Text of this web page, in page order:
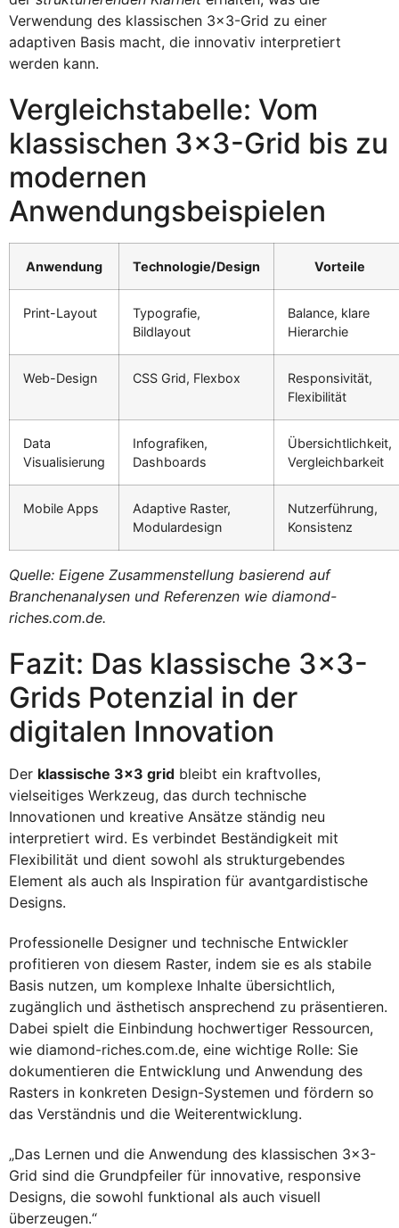
Verwendung des klassischen 3×3-Grid zu einer
adaptiven Basis macht, die innovativ interpretiert
werden kann.
Vergleichstabelle: Vom
klassischen 3×3-Grid bis zu
modernen
Anwendungsbeispielen
Anwendung Technologie/Design Vorteile
Print-Layout
Typografie,
Bildlayout
Balance, klare
Hierarchie
Web-Design CSS Grid, Flexbox
Responsivität,
Flexibilität
Data
Visualisierung
Infografiken,
Dashboards
Übersichtlichkeit,
Vergleichbarkeit
Mobile Apps
Adaptive Raster,
Modulardesign
Nutzerführung,
Konsistenz
Quelle: Eigene Zusammenstellung basierend auf
Branchenanalysen und Referenzen wie diamond-
riches.com.de.
Fazit: Das klassische 3×3-
Grids Potenzial in der
digitalen Innovation
Der klassische 3×3 grid bleibt ein kraftvolles,
vielseitiges Werkzeug, das durch technische
Innovationen und kreative Ansätze ständig neu
interpretiert wird. Es verbindet Beständigkeit mit
Flexibilität und dient sowohl als strukturgebendes
Element als auch als Inspiration für avantgardistische
Designs.
Professionelle Designer und technische Entwickler
profitieren von diesem Raster, indem sie es als stabile
Basis nutzen, um komplexe Inhalte übersichtlich,
zugänglich und ästhetisch ansprechend zu präsentieren.
Dabei spielt die Einbindung hochwertiger Ressourcen,
wie diamond-riches.com.de, eine wichtige Rolle: Sie
dokumentieren die Entwicklung und Anwendung des
Rasters in konkreten Design-Systemen und fördern so
das Verständnis und die Weiterentwicklung.
„Das Lernen und die Anwendung des klassischen 3×3-
Grid sind die Grundpfeiler für innovative, responsive
Designs, die sowohl funktional als auch visuell
überzeugen.“